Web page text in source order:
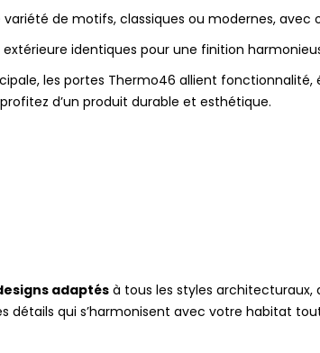
variété de motifs, classiques ou modernes, avec
identiques pour une finition
les portes Thermo46 allient
d’un produit durable et esthétique.
adaptés à tous les styles
détails qui s’harmonisent avec votre habitat